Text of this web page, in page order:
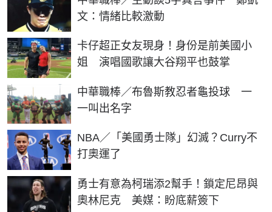
文：情緒比較激動
卡仔超正女友現身！身份是前美國小
姐 演唱國歌讓大谷翔平也鼓掌
中華職棒／布魯斯教忍者龜投球 一
一叫出名字
NBA／「美國勇士隊」幻滅？Curry不
打奧運了
勇士有意為柯瑞添2幫手！鎖定尼昂與
奧林尼克 美媒：盼底薪簽下